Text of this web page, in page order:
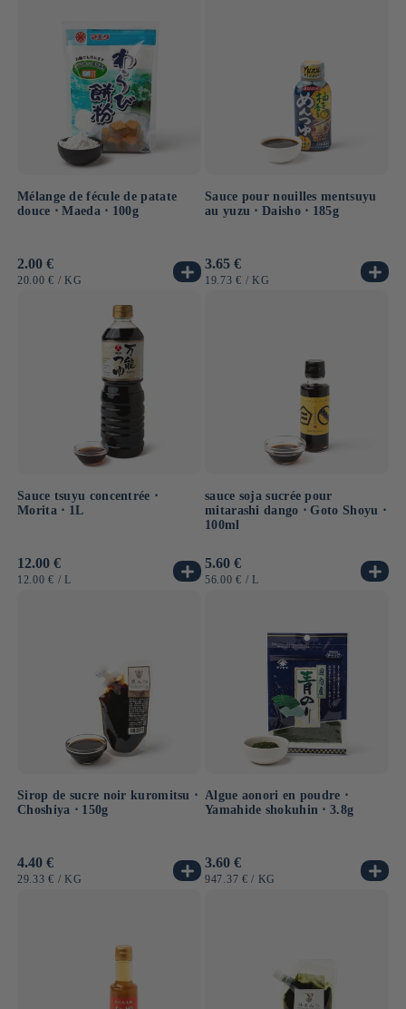
Mélange de fécule de patate
douce ⋅ Maeda ⋅ 100g
Prix
habituel
2.00 €
PRIX
20.00 € / PAR
KG
Sauce pour nouilles mentsuyu
au yuzu ⋅ Daisho ⋅ 185g
Prix
habituel
3.65 €
PRIX
19.73 € / PAR
KG
Sauce tsuyu concentrée ⋅
Morita ⋅ 1L
Prix
habituel
12.00 €
PRIX
12.00 € / PAR
L
sauce soja sucrée pour
mitarashi dango ⋅ Goto Shoyu ⋅
100ml
Prix
habituel
5.60 €
PRIX
56.00 € / PAR
L
Sirop de sucre noir kuromitsu ⋅
Choshiya ⋅ 150g
Prix
habituel
4.40 €
PRIX
29.33 € / PAR
KG
Algue aonori en poudre ⋅
Yamahide shokuhin ⋅ 3.8g
Prix
habituel
3.60 €
PRIX
947.37 € / PAR
KG